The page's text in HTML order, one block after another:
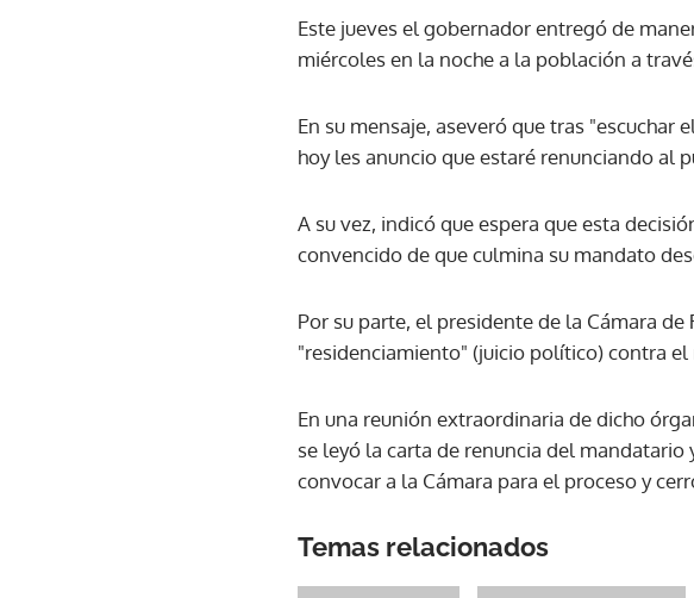
Este jueves el gobernador entregó de
miércoles en la noche a la población a
En su mensaje, aseveró que tras
hoy les anuncio que estaré renunciando al
A su vez, indicó que espera que esta
convencido de que culmina su mandato
Por su parte, el presidente de la Cámara
"residenciamiento" (juicio político) contra el
En una reunión extraordinaria de dicho
se leyó la carta de renuncia del
convocar a la Cámara para el proceso y
Temas relacionados